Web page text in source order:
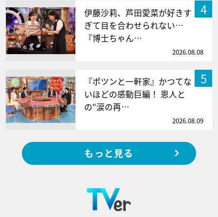
4
伊藤沙莉、芦田愛菜が好きす
ぎて目を合わせられない…
『博士ちゃん…
2026.08.08
5
『ポツンと一軒家』かつてな
いほどの感動巨編！ 恩人と
の“涙の再…
2026.08.09
もっと見る